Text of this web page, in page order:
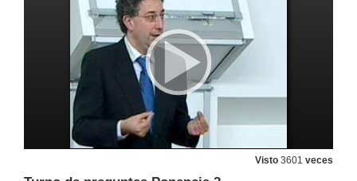
Visto 3601 veces